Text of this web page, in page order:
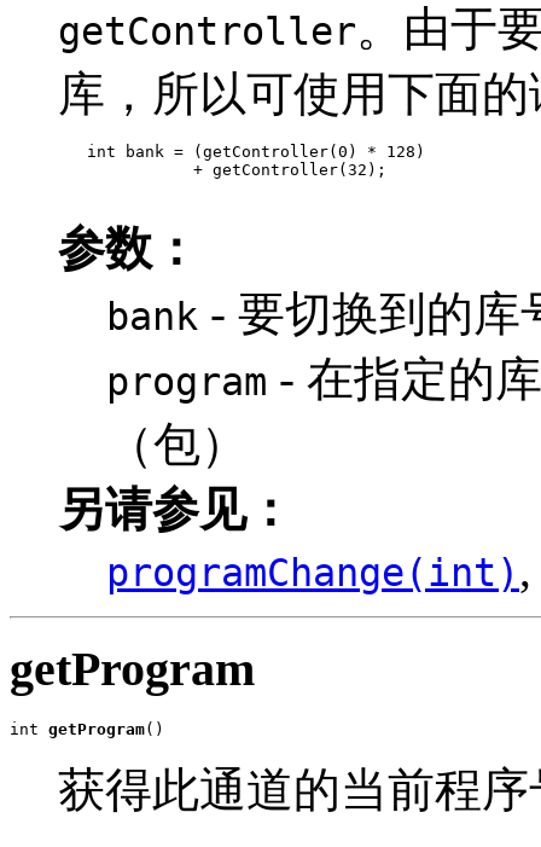
getController。由于
库，所以可使用下面
   int bank = (getController(0) * 128)
              + getController(32);
参数：
bank - 要切换到的库
program - 在指定的
（包）
另请参见：
programChange(int)
getProgram
int getProgram()
获得此通道的当前程序